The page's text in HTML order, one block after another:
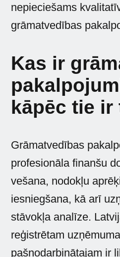
nepieciešams
grāmatvedības
Kas ir
kāpēc tie
Grāmatvedības
profesionāla finanšu
vešana, nodokļu
iesniegšana, kā arī
stāvokļa analīze.
reģistrētam
pašnodarbinātajam ir